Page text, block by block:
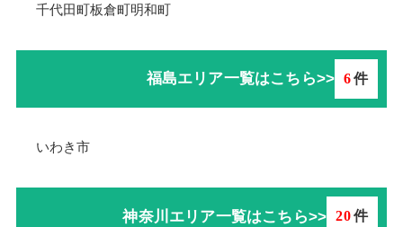
千代田町板倉町明和町
福島エリア一覧はこちら>> 6件
いわき市
神奈川エリア一覧はこちら>> 20件